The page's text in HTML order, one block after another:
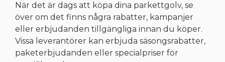
När det är dags att köpa dina parkettgolv, se
över om det finns några rabatter, kampanjer
eller erbjudanden tillgängliga innan du köper.
Vissa leverantörer kan erbjuda säsongsrabatter,
paketerbjudanden eller specialpriser för